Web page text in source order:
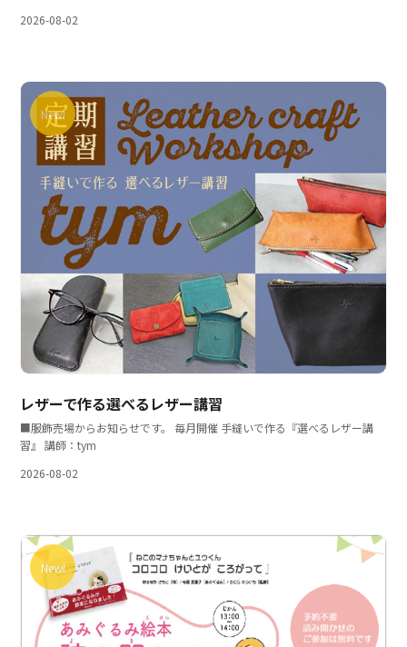
2026-08-02
New!
2026-08-02
レザーで作る選べるレザー講習
■服飾売場からお知らせです。 毎月開催 手縫いで作る『選べるレザー講
習』 講師：tym
New!